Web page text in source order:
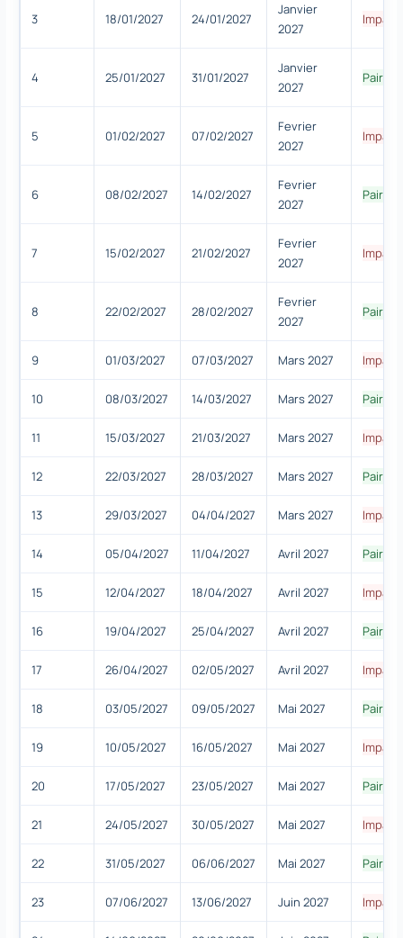
3 18/01/2027 24/01/2027
Janvier
2027
Impaire
4 25/01/2027 31/01/2027
Janvier
2027
Paire
5 01/02/2027 07/02/2027
Fevrier
2027
Impaire
6 08/02/2027 14/02/2027
Fevrier
2027
Paire
7 15/02/2027 21/02/2027
Fevrier
2027
Impaire
8 22/02/2027 28/02/2027
Fevrier
2027
Paire
9 01/03/2027 07/03/2027 Mars 2027 Impaire
10 08/03/2027 14/03/2027 Mars 2027 Paire
11 15/03/2027 21/03/2027 Mars 2027 Impaire
12 22/03/2027 28/03/2027 Mars 2027 Paire
13 29/03/2027 04/04/2027 Mars 2027 Impaire
14 05/04/2027 11/04/2027 Avril 2027 Paire
15 12/04/2027 18/04/2027 Avril 2027 Impaire
16 19/04/2027 25/04/2027 Avril 2027 Paire
17 26/04/2027 02/05/2027 Avril 2027 Impaire
18 03/05/2027 09/05/2027 Mai 2027 Paire
19 10/05/2027 16/05/2027 Mai 2027 Impaire
20 17/05/2027 23/05/2027 Mai 2027 Paire
21 24/05/2027 30/05/2027 Mai 2027 Impaire
22 31/05/2027 06/06/2027 Mai 2027 Paire
23 07/06/2027 13/06/2027 Juin 2027 Impaire